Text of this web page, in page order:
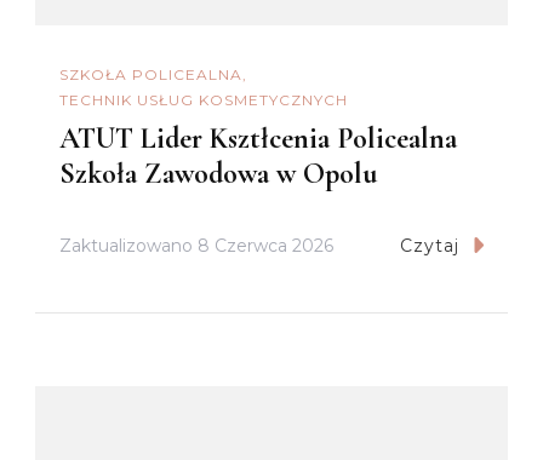
SZKOŁA POLICEALNA
TECHNIK USŁUG KOSMETYCZNYCH
ATUT Lider Ksztłcenia Policealna
Szkoła Zawodowa w Opolu
Zaktualizowano 8 Czerwca 2026 Czytaj